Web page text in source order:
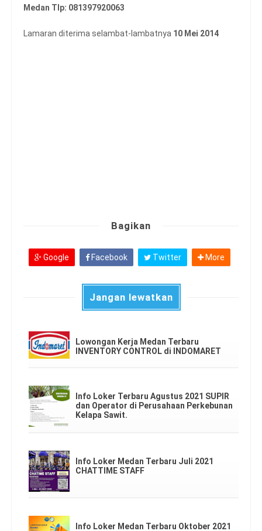
Medan Tlp: 081397920063
Lamaran diterima selambat-lambatnya 10 Mei 2014
Bagikan
Google Facebook Twitter More
Jangan lewatkan
Lowongan Kerja Medan Terbaru
INVENTORY CONTROL di INDOMARET
Info Loker Terbaru Agustus 2021 SUPIR
dan Operator di Perusahaan Perkebunan
Kelapa Sawit.
Info Loker Medan Terbaru Juli 2021
CHATTIME STAFF
Info Loker Medan Terbaru Oktober 2021